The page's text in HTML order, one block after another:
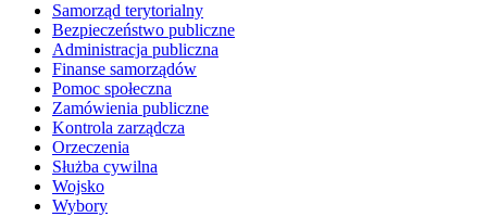
Samorząd terytorialny
Bezpieczeństwo publiczne
Administracja publiczna
Finanse samorządów
Pomoc społeczna
Zamówienia publiczne
Kontrola zarządcza
Orzeczenia
Służba cywilna
Wojsko
Wybory